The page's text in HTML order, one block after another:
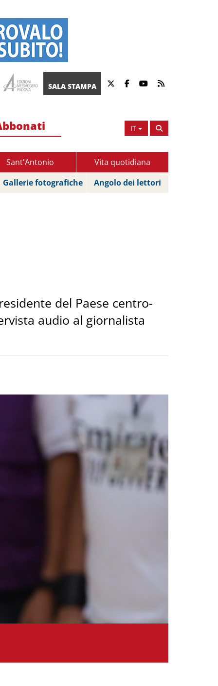
SALA STAMPA
IT
Sant'Antonio
Vita quotidiana
Gallerie fotografiche
Angolo dei lettori
del Paese centro-
audio al giornalista